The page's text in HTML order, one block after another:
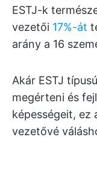
ESTJ-k
vezetői 17%-át
arány a 16
Akár ESTJ
megérteni és
képességeit, ez
vezetővé